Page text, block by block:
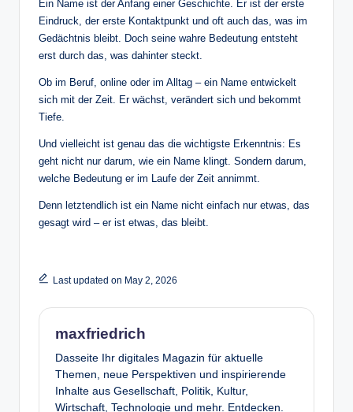
Ein Name ist der Anfang einer Geschichte. Er ist der erste
Eindruck, der erste Kontaktpunkt und oft auch das, was im
Gedächtnis bleibt. Doch seine wahre Bedeutung entsteht
erst durch das, was dahinter steckt.
Ob im Beruf, online oder im Alltag – ein Name entwickelt
sich mit der Zeit. Er wächst, verändert sich und bekommt
Tiefe.
Und vielleicht ist genau das die wichtigste Erkenntnis: Es
geht nicht nur darum, wie ein Name klingt. Sondern darum,
welche Bedeutung er im Laufe der Zeit annimmt.
Denn letztendlich ist ein Name nicht einfach nur etwas, das
gesagt wird – er ist etwas, das bleibt.
Last updated on May 2, 2026
maxfriedrich
Dasseite Ihr digitales Magazin für aktuelle
Themen, neue Perspektiven und inspirierende
Inhalte aus Gesellschaft, Politik, Kultur,
Wirtschaft, Technologie und mehr. Entdecken.